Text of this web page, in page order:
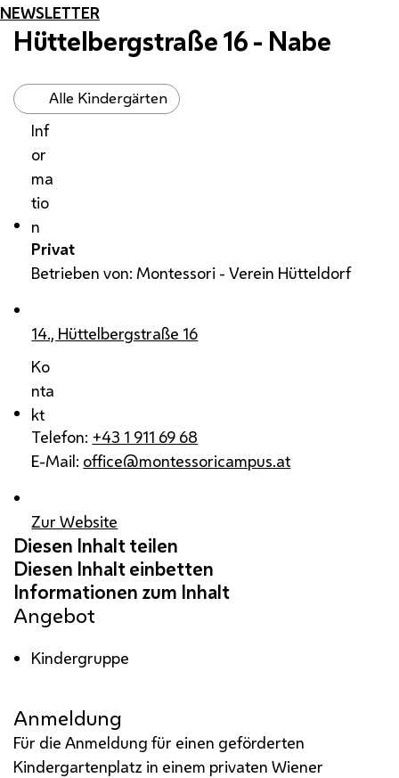
NEWSLETTER
Hüttelbergstraße 16 - Nabe
Alle Kindergärten
Inf
or
ma
tio
n
Privat
Betrieben von: Montessori - Verein Hütteldorf
14., Hüttelbergstraße 16
Ko
nta
kt
Telefon: +43 1 911 69 68
E-Mail: office@montessoricampus.at
Zur Website
Angebot
Kindergruppe
Anmeldung
Für die Anmeldung für einen geförderten
Kindergartenplatz in einem privaten Wiener